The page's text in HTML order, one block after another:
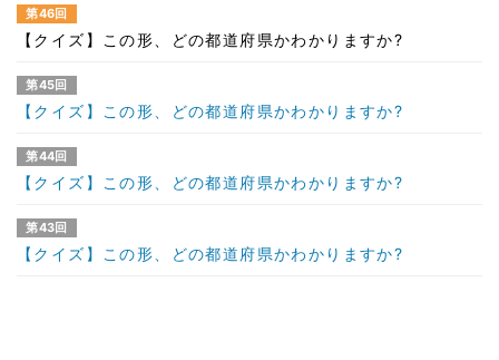
第46回
【クイズ】この形、どの都道府県かわかりますか?
第45回
【クイズ】この形、どの都道府県かわかりますか?
第44回
【クイズ】この形、どの都道府県かわかりますか?
第43回
【クイズ】この形、どの都道府県かわかりますか?